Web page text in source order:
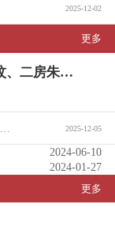
2025-12-02
更多
寻找上朱迁贵州省贵阳一房朱玟、二房朱珖后裔宗亲信息
2025-12-05
2024-06-10
2024-01-27
更多